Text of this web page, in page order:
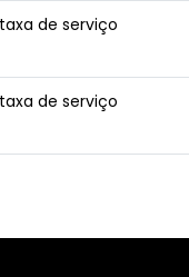
taxa de serviço
taxa de serviço